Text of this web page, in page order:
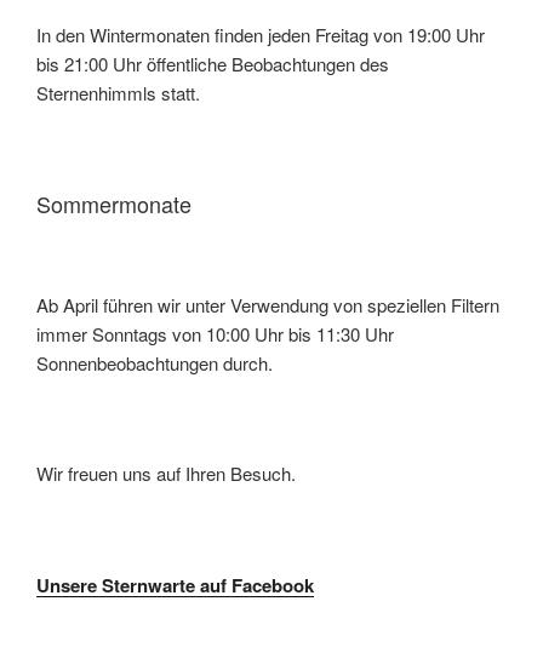
In den Wintermonaten finden jeden Freitag von 19:00 Uhr
bis 21:00 Uhr öffentliche Beobachtungen des
Sternenhimmls statt.
Sommermonate
Ab April führen wir unter Verwendung von speziellen Filtern
immer Sonntags von 10:00 Uhr bis 11:30 Uhr
Sonnenbeobachtungen durch.
Wir freuen uns auf Ihren Besuch.
Unsere Sternwarte auf Facebook